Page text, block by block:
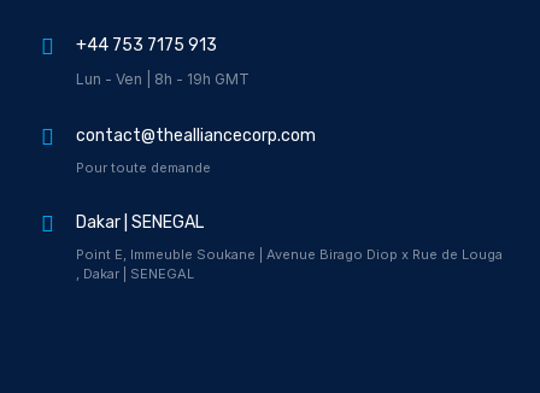
+44 753 7175 913
Lun - Ven | 8h - 19h GMT
contact@thealliancecorp.com
Pour toute demande
Dakar | SENEGAL
Point E, Immeuble Soukane | Avenue Birago Diop x Rue de Louga
, Dakar | SENEGAL